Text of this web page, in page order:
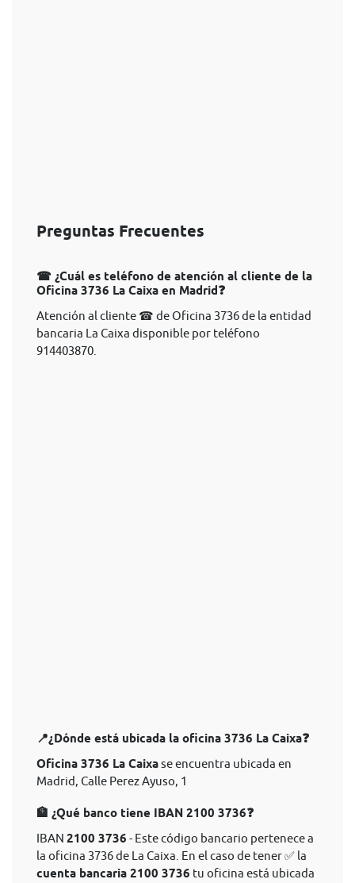
Preguntas Frecuentes
☎ ¿Cuál es teléfono de atención al cliente de la
Oficina 3736 La Caixa en Madrid❓
Atención al cliente ☎ de Oficina 3736 de la entidad
bancaria La Caixa disponible por teléfono
914403870.
📍¿Dónde está ubicada la oficina 3736 La Caixa❓
Oficina 3736 La Caixase encuentra ubicada en
Madrid, Calle Perez Ayuso, 1
🏦 ¿Qué banco tiene IBAN 2100 3736❓
IBAN 2100 3736 - Este código bancario pertenece a
la oficina 3736 de La Caixa. En el caso de tener ✅ la
cuenta bancaria 2100 3736 tu oficina está ubicada